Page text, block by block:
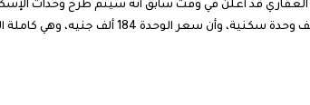
قد أعلن في وقت سابق أنه سيتم طرح وحدات